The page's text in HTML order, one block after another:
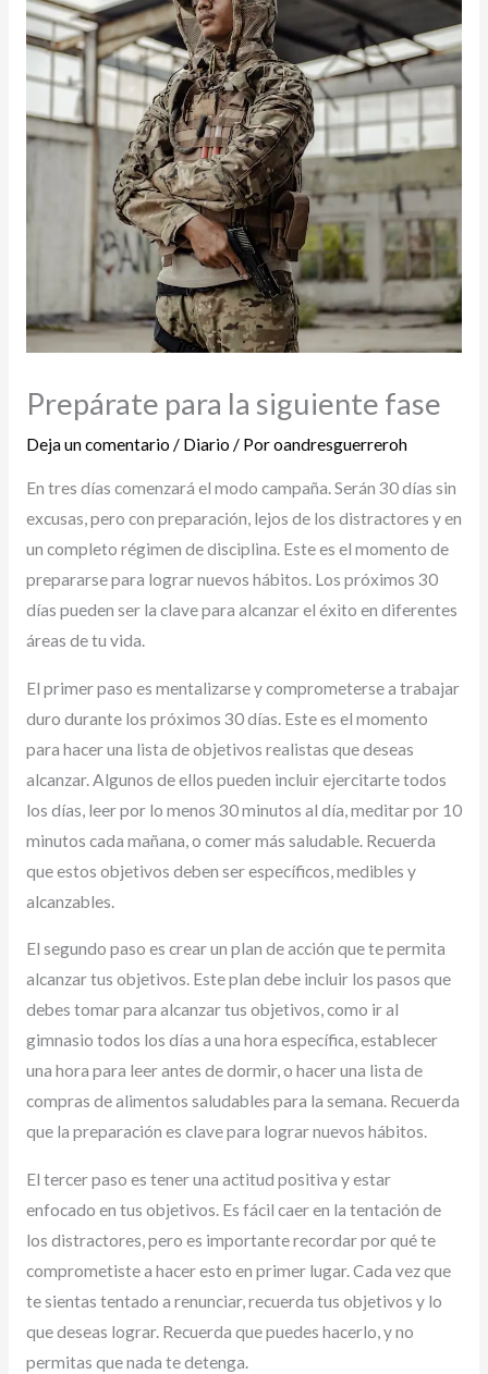
Prepárate para la siguiente fase
Deja un comentario / Diario / Poroandresguerreroh
En tres días comenzará el modo campaña. Serán 30 días sin
excusas, pero con preparación, lejos de los distractores y en
un completo régimen de disciplina. Este es el momento de
prepararse para lograr nuevos hábitos. Los próximos 30
días pueden ser la clave para alcanzar el éxito en diferentes
áreas de tu vida.
El primer paso es mentalizarse y comprometerse a trabajar
duro durante los próximos 30 días. Este es el momento
para hacer una lista de objetivos realistas que deseas
alcanzar. Algunos de ellos pueden incluir ejercitarte todos
los días, leer por lo menos 30 minutos al día, meditar por 10
minutos cada mañana, o comer más saludable. Recuerda
que estos objetivos deben ser específicos, medibles y
alcanzables.
El segundo paso es crear un plan de acción que te permita
alcanzar tus objetivos. Este plan debe incluir los pasos que
debes tomar para alcanzar tus objetivos, como ir al
gimnasio todos los días a una hora específica, establecer
una hora para leer antes de dormir, o hacer una lista de
compras de alimentos saludables para la semana. Recuerda
que la preparación es clave para lograr nuevos hábitos.
El tercer paso es tener una actitud positiva y estar
enfocado en tus objetivos. Es fácil caer en la tentación de
los distractores, pero es importante recordar por qué te
comprometiste a hacer esto en primer lugar. Cada vez que
te sientas tentado a renunciar, recuerda tus objetivos y lo
que deseas lograr. Recuerda que puedes hacerlo, y no
permitas que nada te detenga.